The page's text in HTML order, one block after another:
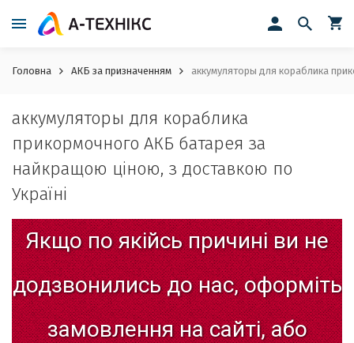
Головна АКБ за призначенням аккумуляторы для кораблика
аккумуляторы для кораблика
прикормочного АКБ батарея за
найкращою ціною, з доставкою по
Україні
Якщо по якійсь причині ви не
додзвонились до нас, оформіть
замовлення на сайті, або